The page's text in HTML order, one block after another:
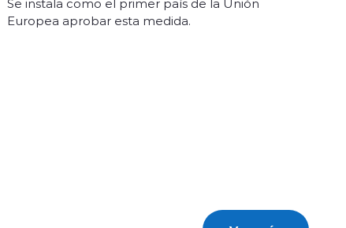
Se instala como el primer país de la Unión
Europea aprobar esta medida.